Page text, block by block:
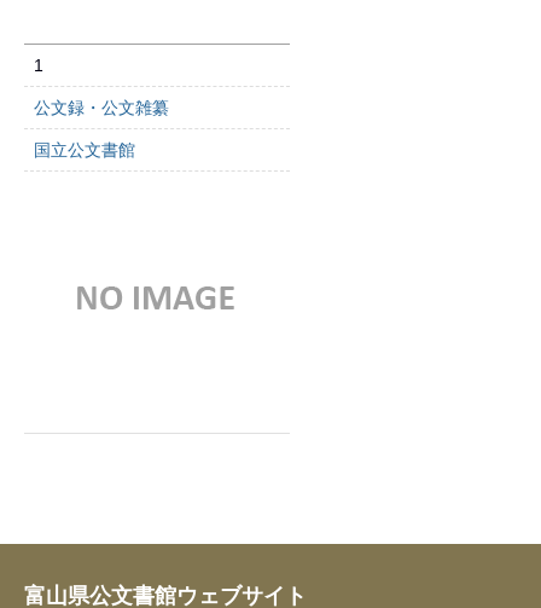
1
公文録・公文雑纂
国立公文書館
富山県公文書館ウェブサイト